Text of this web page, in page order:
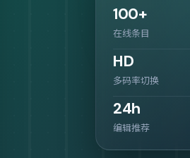
100+
在线条目
HD
多码率切换
24h
编辑推荐